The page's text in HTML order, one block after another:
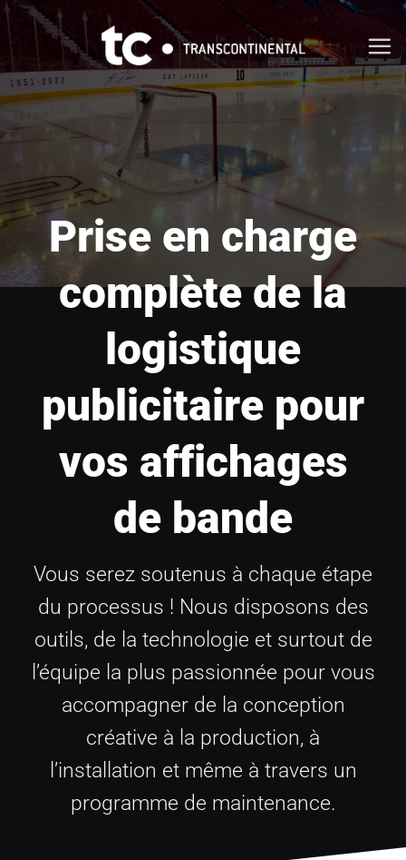
Passer
contenu
Prise en charge
complète de la
logistique
publicitaire pour
vos affichages
de bande
Vous serez soutenus à chaque étape
du processus ! Nous disposons des
outils, de la technologie et surtout de
l’équipe la plus passionnée pour vous
accompagner de la conception
créative à la production, à
l’installation et même à travers un
programme de maintenance.